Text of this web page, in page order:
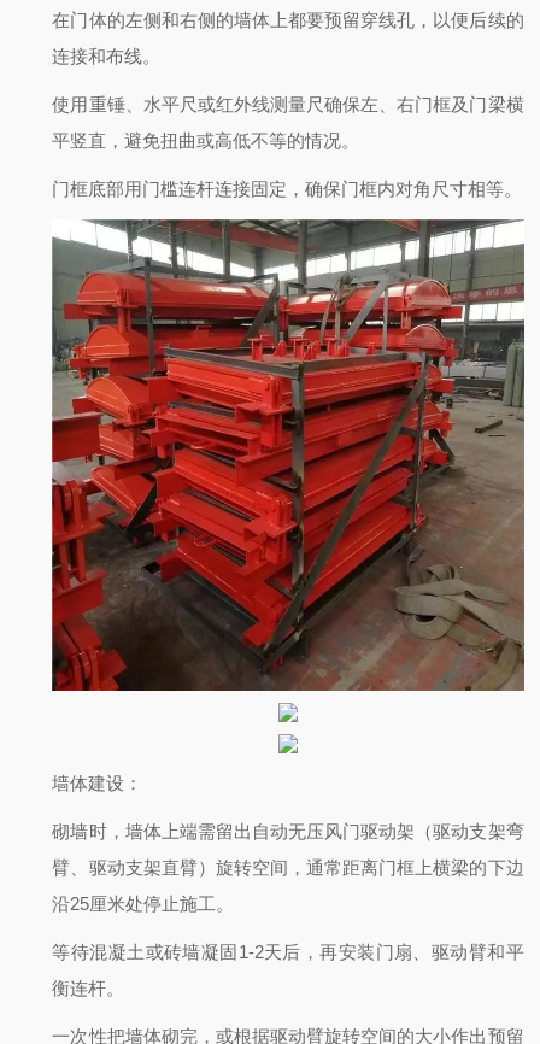
在门体的左侧和右侧的墙体上都要预留穿线孔，以便后续的
连接和布线。
使用重锤、水平尺或红外线测量尺确保左、右门框及门梁横
平竖直，避免扭曲或高低不等的情况。
门框底部用门槛连杆连接固定，确保门框内对角尺寸相等。
墙体建设 ：
砌墙时，墙体上端需留出自动无压风门驱动架（驱动支架弯
臂、驱动支架直臂）旋转空间，通常距离门框上横梁的下边
沿25厘米处停止施工。
等待混凝土或砖墙凝固1-2天后，再安装门扇、驱动臂和平
衡连杆。
一次性把墙体砌完，或根据驱动臂旋转空间的大小作出预留